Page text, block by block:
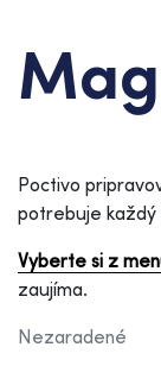
Poctivo
potrebuje každý
Vyberte si z
zaujíma.
Nezaradené